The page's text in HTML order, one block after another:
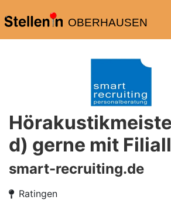
OBERHAUSEN
d) gerne mit
smart-recruiting.de
Ratingen